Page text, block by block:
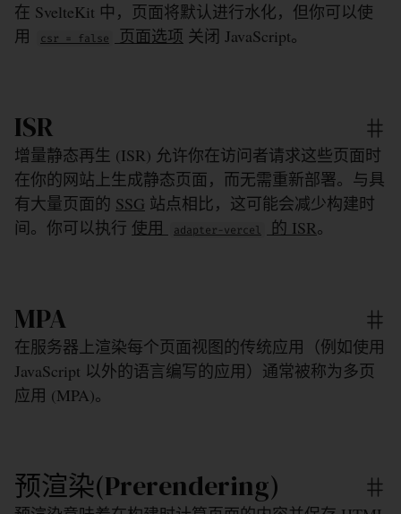
在 SvelteKit 中，页面将默认进行水化，但你可以使
用
csr = false 页面选项 关闭 JavaScript。
ISR
增量静态再生 (ISR) 允许你在访问者请求这些页面时
在你的网站上生成静态页面，而无需重新部署。与具
有大量页面的 SSG 站点相比，这可能会减少构建时
间。你可以执行 使用 adapter-vercel 的 ISR。
MPA
在服务器上渲染每个页面视图的传统应用（例如使用
JavaScript 以外的语言编写的应用）通常被称为多页
应用 (MPA)。
预渲染(Prerendering)